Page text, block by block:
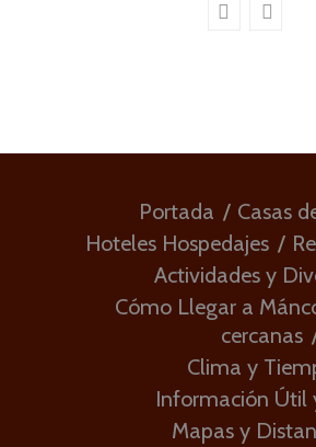
Portada
Casas
Hoteles Hospedajes
Actividades y
Cómo Llegar a
cercanas
Clima y
Información Útil
Mapas y